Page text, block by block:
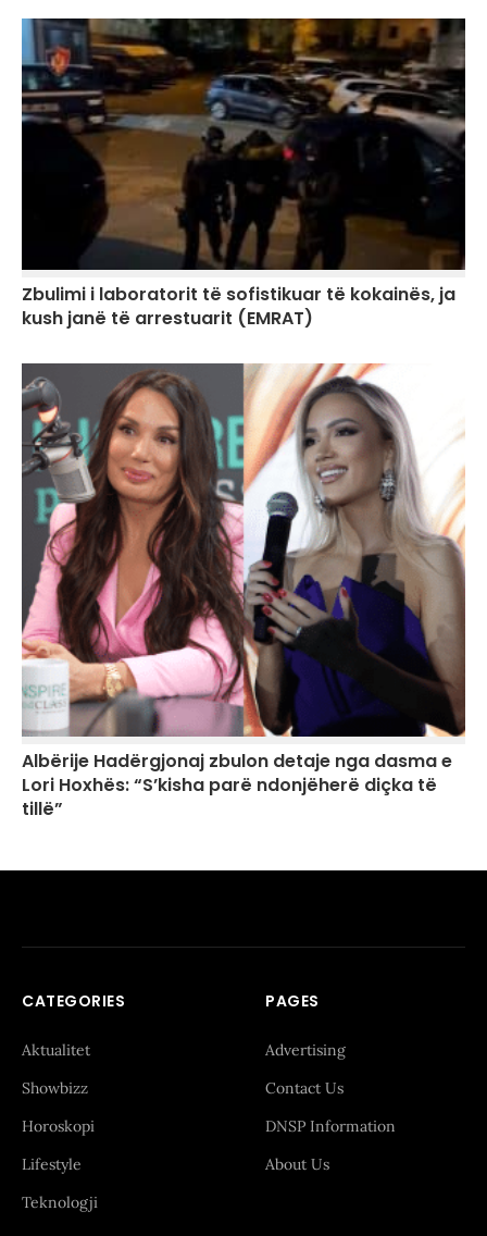
Zbulimi i laboratorit të sofistikuar të kokainës, ja
kush janë të arrestuarit (EMRAT)
Albërije Hadërgjonaj zbulon detaje nga dasma e
Lori Hoxhës: “S’kisha parë ndonjëherë diçka të
tillë”
CATEGORIES
Aktualitet
Showbizz
Horoskopi
Lifestyle
Teknologji
PAGES
Advertising
Contact Us
DNSP Information
About Us